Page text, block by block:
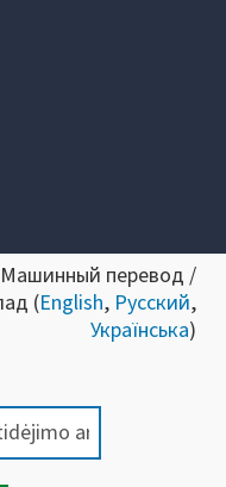
перевод /
(English, Русский,
Українська)